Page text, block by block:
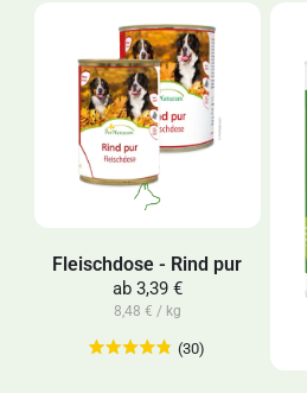
Fleischdose - Rind pur
ab3,39 €
8,48 € / kg
(30)